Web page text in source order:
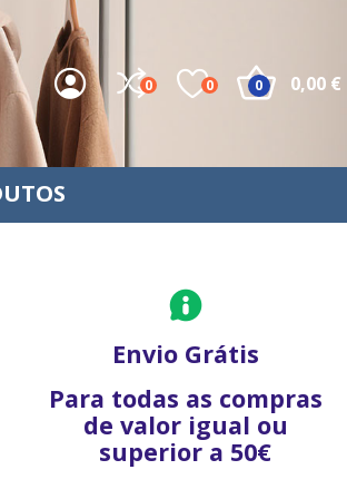
0 0 0,00 €
0
Envio Grátis
Para todas as compras
de valor igual ou
superior a 50€